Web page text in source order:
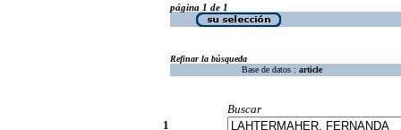
página 1 de 1
Refinar la búsqueda
Base de datos : article
Buscar
1